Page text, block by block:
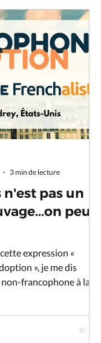
Grammaire
n'est pas un
peut
expression «
», je me dis
francophone à la
3 min de lecture